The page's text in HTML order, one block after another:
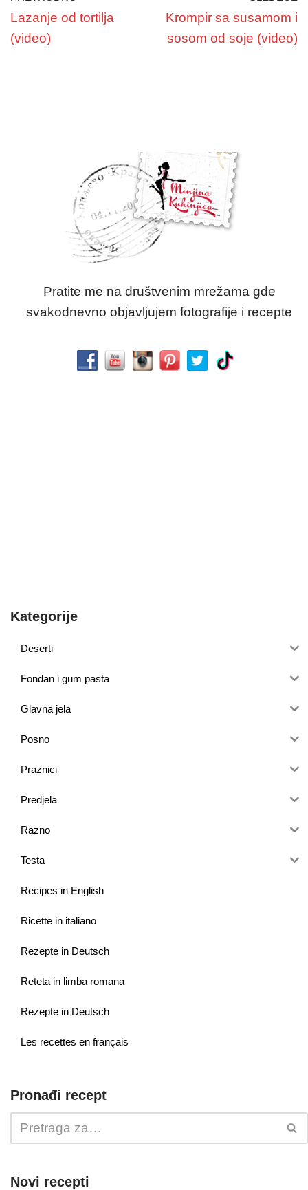
Lazanje od tortilja
(video)
Krompir sa susamom i
sosom od soje (video)
Pratite me na društvenim mrežama gde
svakodnevno objavljujem fotografije i recepte
Kategorije
Deserti
Fondan i gum pasta
Glavna jela
Posno
Praznici
Predjela
Razno
Testa
Recipes in English
Ricette in italiano
Rezepte in Deutsch
Reteta in limba romana
Rezepte in Deutsch
Les recettes en français
Pronađi recept
Novi recepti